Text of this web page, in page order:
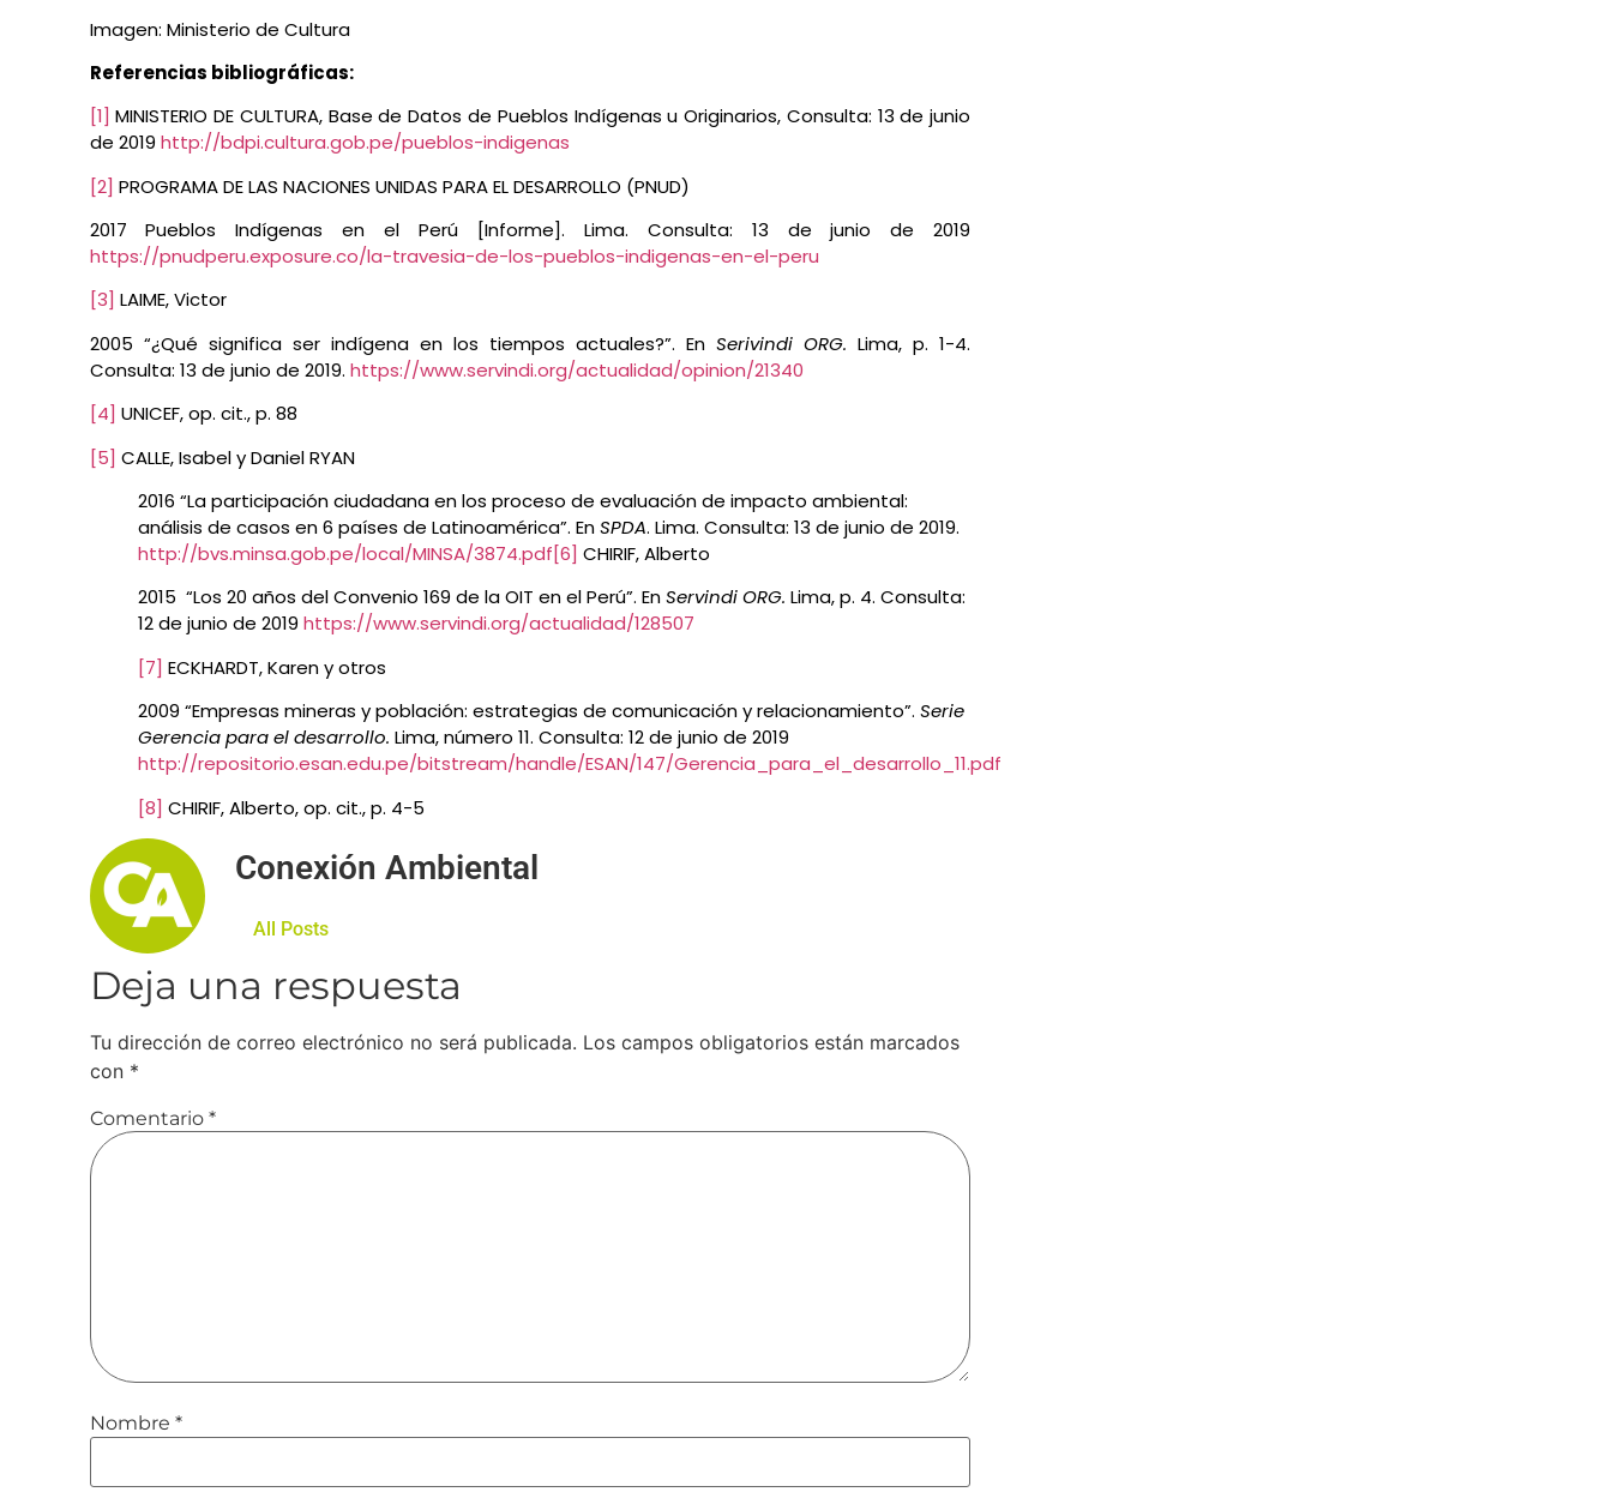
Imagen: Ministerio de Cultura
Referencias bibliográficas:
[1] MINISTERIO DE CULTURA, Base de Datos de Pueblos Indígenas u Originarios, Consulta: 13 de junio
de 2019 http://bdpi.cultura.gob.pe/pueblos-indigenas
[2] PROGRAMA DE LAS NACIONES UNIDAS PARA EL DESARROLLO (PNUD)
2017 Pueblos Indígenas en el Perú [Informe]. Lima. Consulta: 13 de junio de 2019
https://pnudperu.exposure.co/la-travesia-de-los-pueblos-indigenas-en-el-peru
[3] LAIME, Victor
2005 “¿Qué significa ser indígena en los tiempos actuales?”. EnSerivindi ORG.Lima, p. 1-4.
Consulta: 13 de junio de 2019. https://www.servindi.org/actualidad/opinion/21340
[4] UNICEF, op. cit., p. 88
[5] CALLE, Isabel y Daniel RYAN
2016 “La participación ciudadana en los proceso de evaluación de impacto ambiental:
análisis de casos en 6 países de Latinoamérica”. EnSPDA. Lima. Consulta: 13 de junio de 2019.
http://bvs.minsa.gob.pe/local/MINSA/3874.pdf[6] CHIRIF, Alberto
2015 “Los 20 años del Convenio 169 de la OIT en el Perú”. EnServindi ORG. Lima, p. 4. Consulta:
12 de junio de 2019 https://www.servindi.org/actualidad/128507
[7] ECKHARDT, Karen y otros
2009 “Empresas mineras y población: estrategias de comunicación y relacionamiento”. Serie
Gerencia para el desarrollo. Lima, número 11. Consulta: 12 de junio de 2019
http://repositorio.esan.edu.pe/bitstream/handle/ESAN/147/Gerencia_para_el_desarrollo_11.pdf
[8] CHIRIF, Alberto, op. cit., p. 4-5
Conexión Ambiental
All Posts
Deja una respuesta
Tu dirección de correo electrónico no será publicada. Los campos obligatorios están marcados
con *
Comentario *
Nombre *